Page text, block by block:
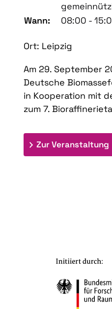
Wann:
08:00 -
Ort: Leipzig
Am 29. September
Deutsche
in Kooperation mit
zum 7.
Zur Veranstaltung